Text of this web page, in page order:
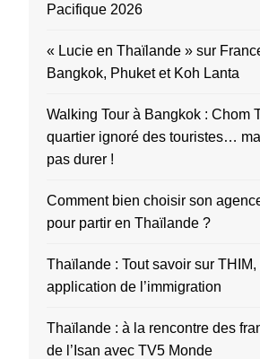
Pacifique 2026
« Lucie en Thaïlande » sur
Bangkok, Phuket et Koh Lanta
Walking Tour à Bangkok : Chom
quartier ignoré des touristes…
pas durer !
Comment bien choisir son
pour partir en Thaïlande ?
Thaïlande : Tout savoir sur
application de l’immigration
Thaïlande : à la rencontre des
de l’Isan avec TV5 Monde